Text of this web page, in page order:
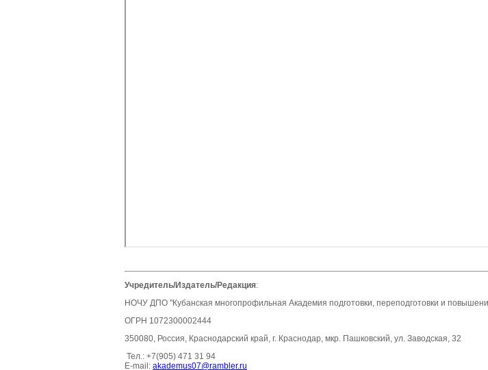
Учредитель/Издатель/Редакция:
НОЧУ ДПО "Кубанская многопрофильная Академия подготовки, переподготовки и
ОГРН 1072300002444
350080, Россия, Краснодарский край, г. Краснодар, мкр. Пашковский, ул. Заводская, 32
Тел.: +7(905) 471 31 94
E-mail: akademus07@rambler.ru